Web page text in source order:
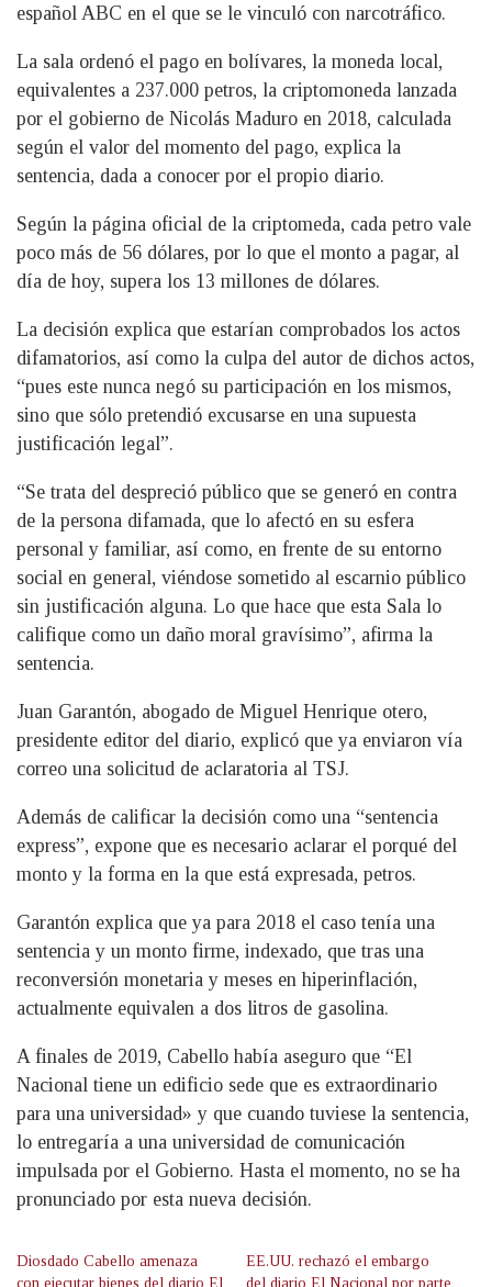
español ABC en el que se le vinculó con narcotráfico.
La sala ordenó el pago en bolívares, la moneda local,
equivalentes a 237.000 petros, la criptomoneda lanzada
por el gobierno de Nicolás Maduro en 2018, calculada
según el valor del momento del pago, explica la
sentencia, dada a conocer por el propio diario.
Según la página oficial de la criptomeda, cada petro vale
poco más de 56 dólares, por lo que el monto a pagar, al
día de hoy, supera los 13 millones de dólares.
La decisión explica que estarían comprobados los actos
difamatorios, así como la culpa del autor de dichos actos,
“pues este nunca negó su participación en los mismos,
sino que sólo pretendió excusarse en una supuesta
justificación legal”.
“Se trata del despreció público que se generó en contra
de la persona difamada, que lo afectó en su esfera
personal y familiar, así como, en frente de su entorno
social en general, viéndose sometido al escarnio público
sin justificación alguna. Lo que hace que esta Sala lo
califique como un daño moral gravísimo”, afirma la
sentencia.
Juan Garantón, abogado de Miguel Henrique otero,
presidente editor del diario, explicó que ya enviaron vía
correo una solicitud de aclaratoria al TSJ.
Además de calificar la decisión como una “sentencia
express”, expone que es necesario aclarar el porqué del
monto y la forma en la que está expresada, petros.
Garantón explica que ya para 2018 el caso tenía una
sentencia y un monto firme, indexado, que tras una
reconversión monetaria y meses en hiperinflación,
actualmente equivalen a dos litros de gasolina.
A finales de 2019, Cabello había aseguro que “El
Nacional tiene un edificio sede que es extraordinario
para una universidad» y que cuando tuviese la sentencia,
lo entregaría a una universidad de comunicación
impulsada por el Gobierno. Hasta el momento, no se ha
pronunciado por esta nueva decisión.
Diosdado Cabello amenaza
con ejecutar bienes del diario El
EE.UU. rechazó el embargo
del diario El Nacional por parte